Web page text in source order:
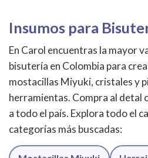
Insumos para
En Carol encuentras la mayor
bisutería en Colombia para
mostacillas Miyuki, cristales y
herramientas. Compra al detal
a todo el país. Explora todo el
categorías más buscadas: